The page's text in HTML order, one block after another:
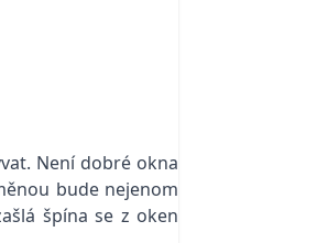
Není dobré okna
bude nejenom
špína se z oken